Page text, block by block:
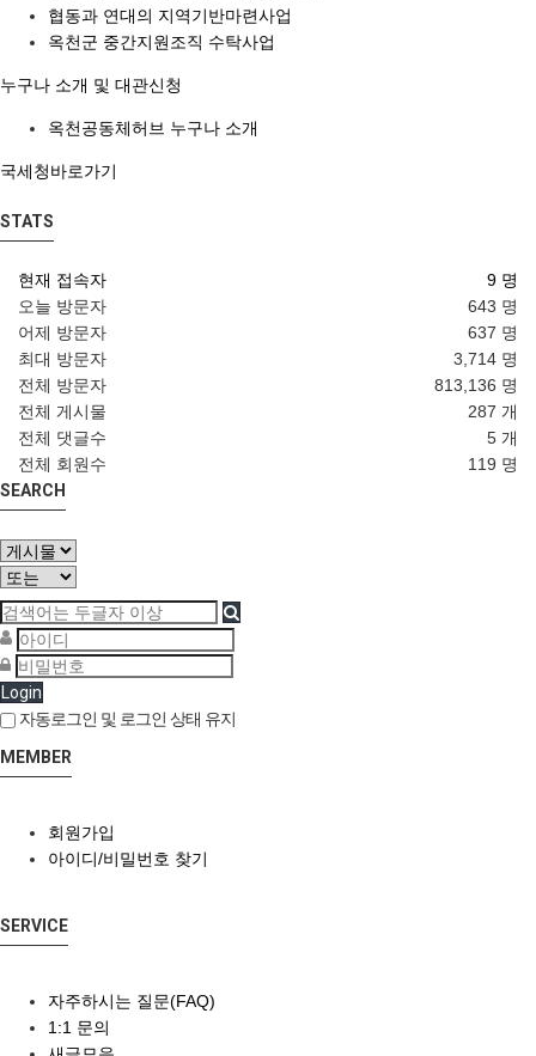
협동과 연대의 지역기반마련사업
옥천군 중간지원조직 수탁사업
누구나 소개 및 대관신청
옥천공동체허브 누구나 소개
국세청바로가기
STATS
9 명
현재 접속자
643 명
오늘 방문자
637 명
어제 방문자
3,714 명
최대 방문자
813,136 명
전체 방문자
287 개
전체 게시물
5 개
전체 댓글수
119 명
전체 회원수
SEARCH
Login
자동로그인 및 로그인 상태 유지
MEMBER
회원가입
아이디/비밀번호 찾기
SERVICE
자주하시는 질문(FAQ)
1:1 문의